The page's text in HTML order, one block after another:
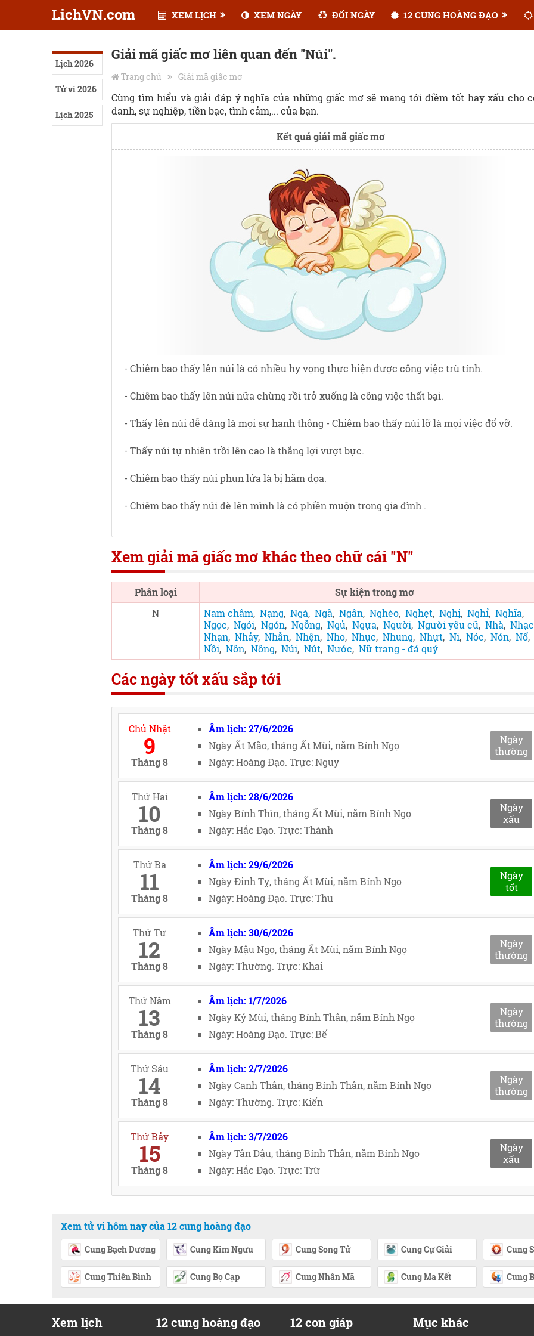
LichVN.com XEM LỊCH XEM NGÀY ĐỔI NGÀY 12 CUNG HOÀNG ĐẠO
Lịch 2026
Tử vi 2026
Lịch 2025
Giải mã giấc mơ liên quan đến "Núi".
Trang chủ Giải mã giấc mơ
Cùng tìm hiểu và giải đáp ý nghĩa của những giấc mơ sẽ mang tới điềm tốt hay xấu cho
danh, sự nghiệp, tiền bạc, tình cảm,... của bạn.
Kết quả giải mã giấc mơ
- Chiêm bao thấy lên núi là có nhiều hy vọng thực hiện được công việc trù tính.
- Chiêm bao thấy lên núi nữa chừng rồi trở xuống là công việc thất bại.
- Thấy lên núi dễ dàng là mọi sự hanh thông - Chiêm bao thấy núi lỡ là mọi việc đổ vỡ.
- Thấy núi tự nhiên trồi lên cao là thắng lợi vượt bực.
- Chiêm bao thấy núi phun lửa là bị hăm dọa.
- Chiêm bao thấy núi đè lên mình là có phiền muộn trong gia đình .
Xem giải mã giấc mơ khác theo chữ cái "N"
Phân loại
Sự kiện trong mơ
N
Nam châm, Nạng, Ngà, Ngã, Ngân, Nghèo, Nghẹt, Nghị, Nghỉ, Nghĩa,
Ngọc, Ngói, Ngón, Ngỗng, Ngủ, Ngựa, Người, Người yêu cũ, Nhà, Nhạc
Nhạn, Nhảy, Nhẫn, Nhện, Nho, Nhục, Nhung, Nhựt, Ni, Nóc, Nón, Nổ,
Nồi, Nôn, Nông, Núi, Nút, Nước, Nữ trang - đá quý
Các ngày tốt xấu sắp tới
Chủ Nhật
9
Tháng 8
Âm lịch: 27/6/2026
Ngày Ất Mão, tháng Ất Mùi, năm Bính Ngọ
Ngày: Hoàng Đạo. Trực: Nguy
Ngày
thường
Thứ Hai
10
Tháng 8
Âm lịch: 28/6/2026
Ngày Bính Thìn, tháng Ất Mùi, năm Bính Ngọ
Ngày: Hắc Đạo. Trực: Thành
Ngày
xấu
Thứ Ba
11
Tháng 8
Âm lịch: 29/6/2026
Ngày Đinh Tỵ, tháng Ất Mùi, năm Bính Ngọ
Ngày: Hoàng Đạo. Trực: Thu
Ngày
tốt
Thứ Tư
12
Tháng 8
Âm lịch: 30/6/2026
Ngày Mậu Ngọ, tháng Ất Mùi, năm Bính Ngọ
Ngày: Thường. Trực: Khai
Ngày
thường
Thứ Năm
13
Tháng 8
Âm lịch: 1/7/2026
Ngày Kỷ Mùi, tháng Bính Thân, năm Bính Ngọ
Ngày: Hoàng Đạo. Trực: Bế
Ngày
thường
Thứ Sáu
14
Tháng 8
Âm lịch: 2/7/2026
Ngày Canh Thân, tháng Bính Thân, năm Bính Ngọ
Ngày: Thường. Trực: Kiến
Ngày
thường
Thứ Bảy
15
Tháng 8
Âm lịch: 3/7/2026
Ngày Tân Dậu, tháng Bính Thân, năm Bính Ngọ
Ngày: Hắc Đạo. Trực: Trừ
Ngày
xấu
Xem tử vi hôm nay của 12 cung hoàng đạo
Cung Bạch Dương Cung Kim Ngưu Cung Song Tử Cung Cự Giải Cung
Cung Thiên Bình Cung Bọ Cạp Cung Nhân Mã Cung Ma Kết Cung
Xem lịch 12 cung hoàng đạo 12 con giáp Mục khác